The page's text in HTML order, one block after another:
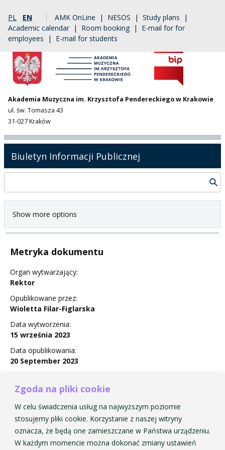
Zgoda na pliki cookie
W celu świadczenia usług na najwyższym poziomie
stosujemy pliki cookie. Korzystanie z naszej witryny
oznacza, że będą one zamieszczane w Państwa urządzeniu.
W każdym momencie można dokonać zmiany ustawień
PL EN AMK OnLine | NESOS | Study plans |
Academic calendar | Room booking | E-mail for for
employees | E-mail for students
Akademia Muzyczna im. Krzysztofa Pendereckiego w Krakowie
ul. św. Tomasza 43
31-027 Kraków
Biuletyn Informacji Publicznej
Show more options
Metryka dokumentu
Organ wytwarzający:
Rektor
Opublikowane przez:
Wioletta Filar-Figlarska
Data wytworzenia:
15 września 2023
Data opublikowania:
20 September 2023
Obowiązuje
Zarządzenie Nr 25 w sprawie zmian w Regulaminie
Domu Studenckiego AMKP